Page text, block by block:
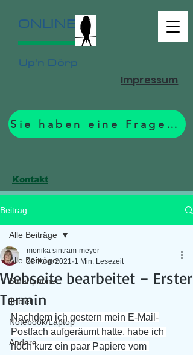
ONLINE
Up'n Dörp
Sie haben eine Frage? Zum Formular.
Impressum
Kontakt
Beitrag
Alle Beiträge
Smartphone
Tablet
Notebook/Laptop
Andere
Alle Beiträge
Webseite bearbeitet – Erster
Termin
monika sintram-meyer
29. Aug. 2021 1 Min. Lesezeit
Nachdem ich gestern mein E-Mail-
Postfach aufgeräumt hatte, habe ich
noch kurz ein paar Papiere vom